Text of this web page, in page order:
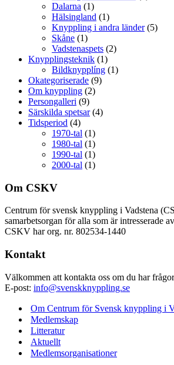
Dalarna (1)
Hälsingland (1)
Knyppling i andra länder(5)
Skåne (1)
Vadstenaspets (2)
Knypplingsteknik (1)
Bildknypplíng (1)
Okategoriserade (9)
Om knyppling (2)
Persongalleri (9)
Särskilda spetsar(4)
Tidsperiod (4)
1970-tal (1)
1980-tal (1)
1990-tal (1)
2000-tal (1)
Om CSKV
Centrum för svensk knyppling i Vadstena
samarbetsorgan för alla som är intresserade
CSKV har org. nr. 802534-1440
Kontakt
Välkommen att kontakta oss om du har
E-post: info@svenskknyppling.se
Om Centrum för Svensk knyppling i
Medlemskap
Litteratur
Aktuellt
Medlemsorganisationer